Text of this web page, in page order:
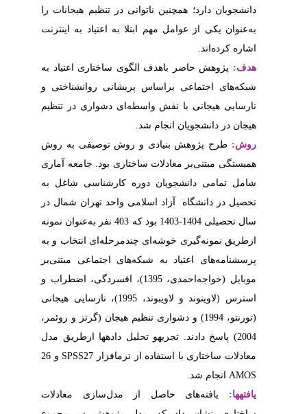
هیجانات را
به اینترنت
اعتیاد به
روانشناختی و
در تنظیم
به روش
جامعه آماری
شاغل به
تهران شمال در
تحصیلی 1404-1403 بود که 403 نفر به‌عنوان نمونه
انتخاب و به
مبتنی‌بر
1395)، افسردگی، اضطراب و
(لاوینوند و لاویبوند، 1995)، نارسایی هیجانی
هیجان (گرتز و روئمر،
ازطریق مدل
و26
معادلات